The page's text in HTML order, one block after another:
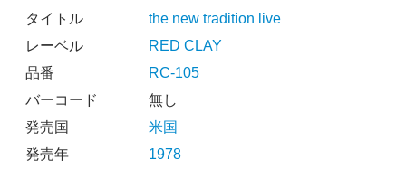
タイトル
the new tradition live
レーベル
RED CLAY
品番
RC-105
バーコード
無し
発売国
米国
発売年
1978